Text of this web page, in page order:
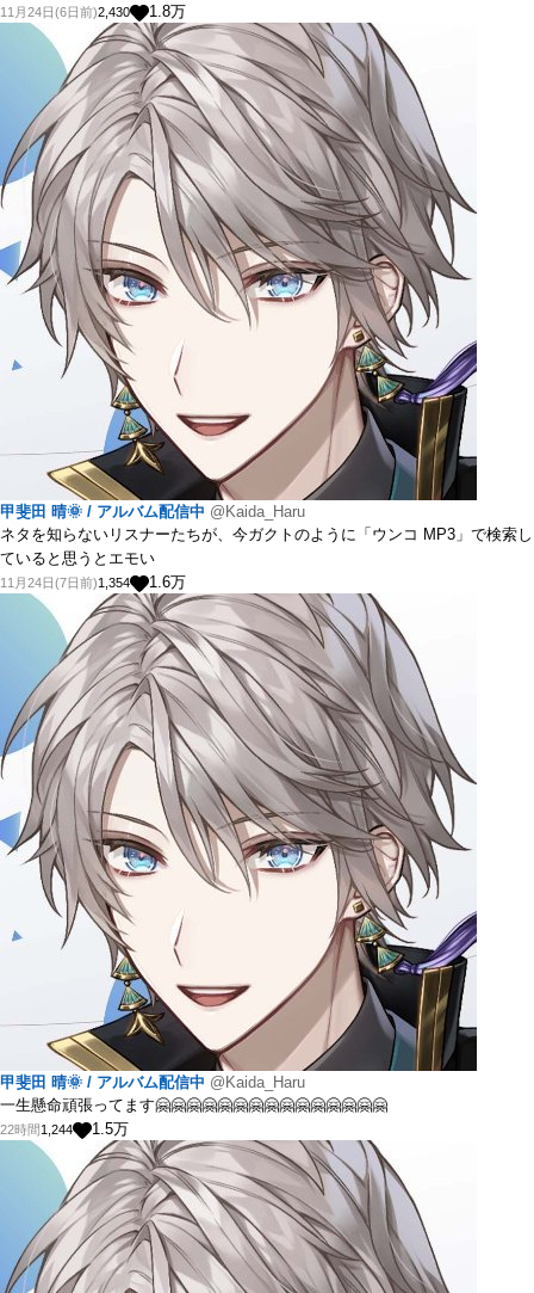
11月24日(6日前)2,430 1.8万
甲斐田 晴🌞 / アルバム配信中 @Kaida_Haru
ネタを知らないリスナーたちが、今ガクトのように「ウンコ MP3」で検索し
ていると思うとエモい
11月24日(7日前)1,354 1.6万
甲斐田 晴🌞 / アルバム配信中 @Kaida_Haru
一生懸命頑張ってます🤗🤗🤗🤗🤗🤗🤗🤗🤗🤗🤗🤗🤗🤗🤗
22時間1,244 1.5万